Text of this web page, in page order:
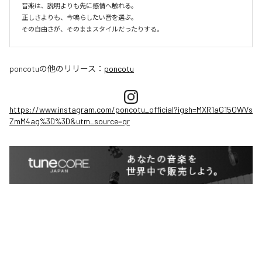
音楽は、説明よりも先に感情へ触れる。
正しさよりも、今鳴らしたい音を選ぶ。
その自由さが、そのままスタイルだったりする。
poncotuの他のリリース： poncotu
https://www.instagram.com/poncotu_official?igsh=MXR1aG15OWVs
ZmM4ag%3D%3D&utm_source=qr